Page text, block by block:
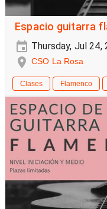
Espacio guitarra
Thursday, Jul 24,
CSO La Rosa
Clases Flamenco